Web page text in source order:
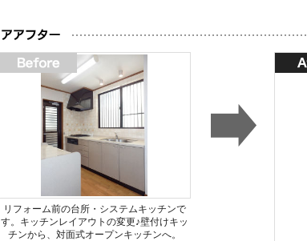
リフォーム前の台所・システムキッチンで
す。キッチンレイアウトの変更♪壁付けキッ
チンから、対面式オープンキッチンへ。